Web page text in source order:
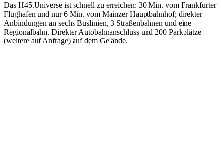
Das H45.Universe ist schnell zu erreichen: 30 Min. vom Frankfurter
Flughafen und nur 6 Min. vom Mainzer Hauptbahnhof; direkter
Anbindungen an sechs Buslinien, 3 Straßenbahnen und eine
Regionalbahn. Direkter Autobahnanschluss und 200 Parkplätze
(weitere auf Anfrage) auf dem Gelände.